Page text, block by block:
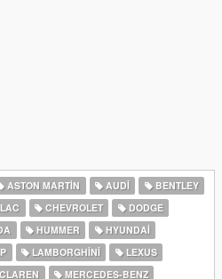
ASTON MARTIN AUDI
BENTLEY
CHEVROLET
DODGE
HUMMER
HYUNDAI
LAMBORGHINI
LEXUS
MERCEDES-BENZ